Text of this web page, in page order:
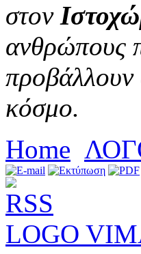
στον
ανθρώπους
προβάλλουν
κόσμο.
Home
LOGO